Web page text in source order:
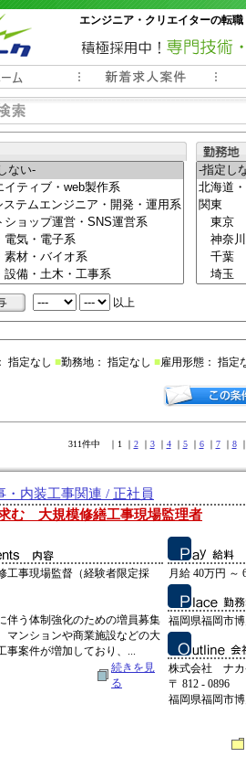
エンジニア・クリエイターの転
常時3000件以上の求人情報掲載中
以上
指定なし ■勤務地： 指定なし ■雇用形態： 指定
311件中 ｜1 ｜ 2｜ 3｜ 4｜ 5｜ 6｜ 7｜ 8
・内装工事関連 / 正社員
む 大規模修繕工事現場監理者
工事現場監督（経験者限定採
伴う体制強化のための増員募集
マンションや商業施設などの大
事案件が増加しており、...
続きを見
る
月給 40万円 ～
福岡県福岡市
株式会社 ナカ
〒 812 - 0896
福岡県福岡市